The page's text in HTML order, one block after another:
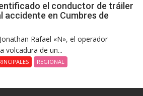
el conductor de tráiler
accidente en Cumbres de
Rafael «N», el operador
volcadura de un...
REGIONAL